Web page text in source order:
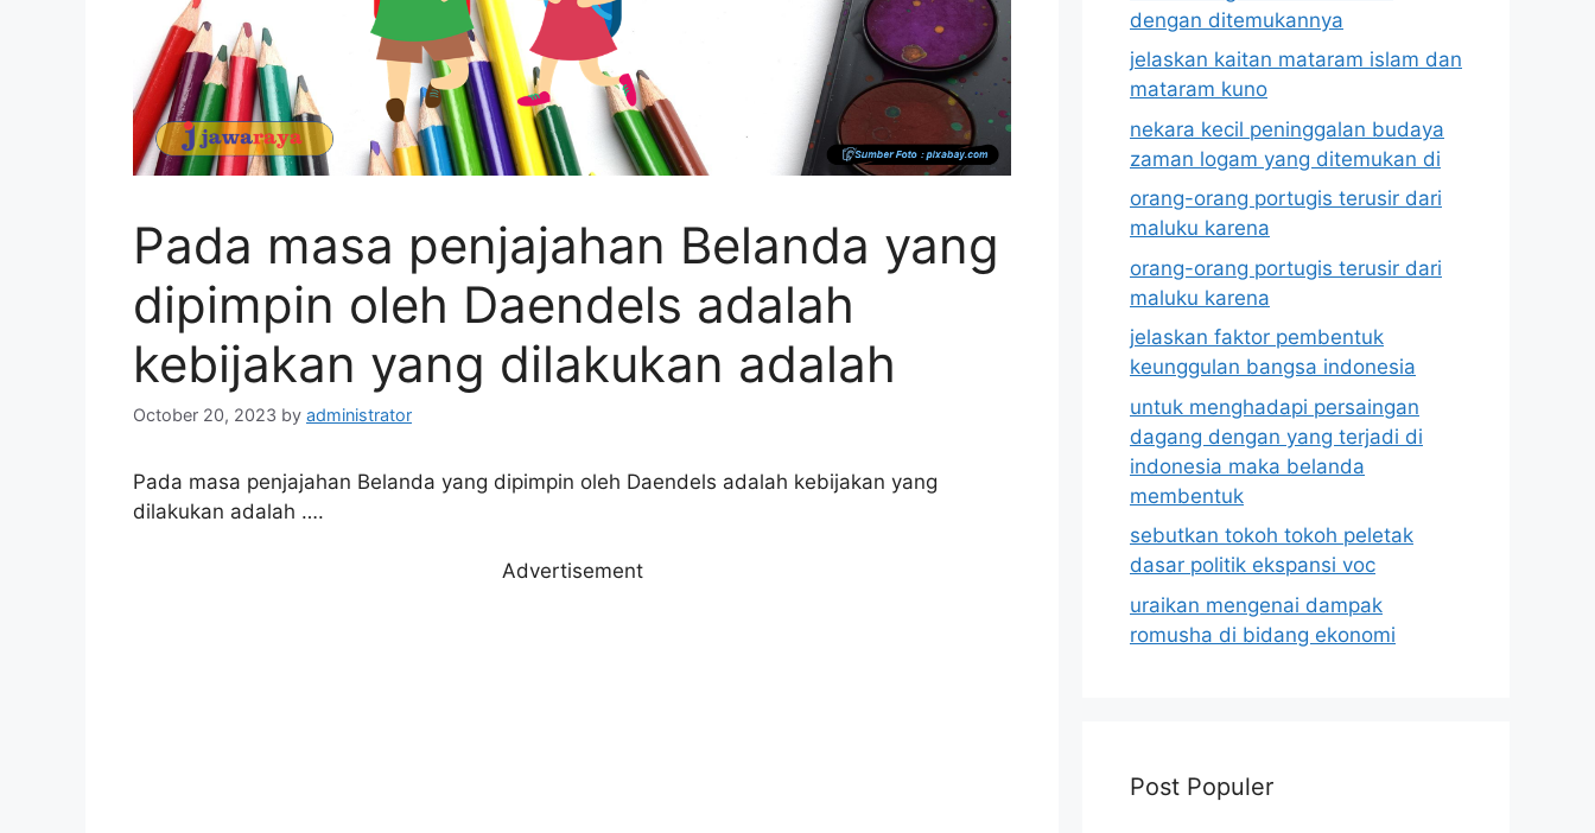
Pada masa penjajahan Belanda yang
dipimpin oleh Daendels adalah
kebijakan yang dilakukan adalah
October 20, 2023 by administrator
Pada masa penjajahan Belanda yang dipimpin oleh Daendels adalah kebijakan yang
dilakukan adalah ….
Advertisement
dengan ditemukannya
jelaskan kaitan mataram islam dan
mataram kuno
nekara kecil peninggalan budaya
zaman logam yang ditemukan di
orang-orang portugis terusir dari
maluku karena
orang-orang portugis terusir dari
maluku karena
jelaskan faktor pembentuk
keunggulan bangsa indonesia
untuk menghadapi persaingan
dagang dengan yang terjadi di
indonesia maka belanda
membentuk
sebutkan tokoh tokoh peletak
dasar politik ekspansi voc
uraikan mengenai dampak
romusha di bidang ekonomi
Post Populer